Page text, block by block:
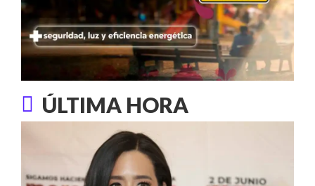
ÚLTIMA HORA